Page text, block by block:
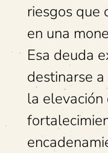
riesgos que
en una
Esa deuda
destinarse
la